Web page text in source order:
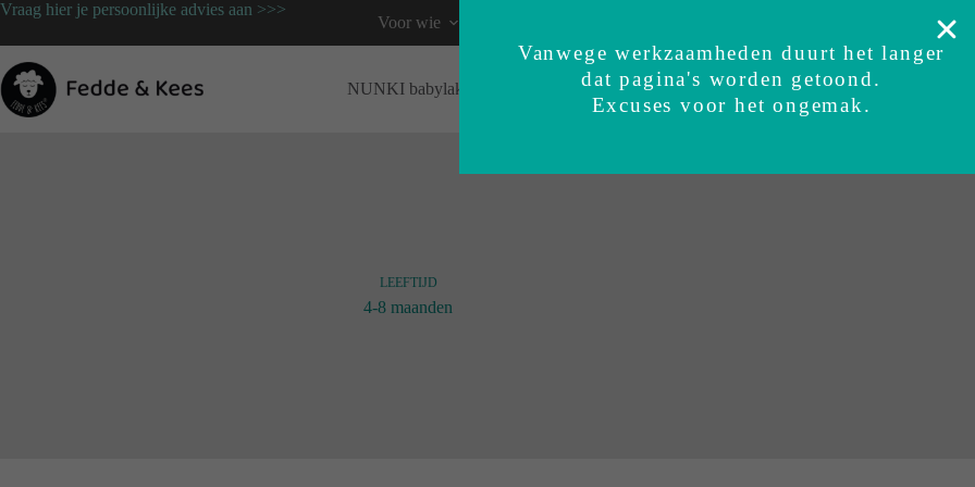
Vraag hier je persoonlijke advies aan >>>
Voor wie
NUNKI babylaken BUNDI inbakerslaapzak Sets Accessoires
LEEFTIJD
4-8 maanden
Vanwege werkzaamheden duurt het langer
dat pagina's worden getoond.
Excuses voor het ongemak.